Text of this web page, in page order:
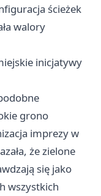
ścieżek
walory
inicjatywy
grono
imprezy w
że zielone
się jako
wszystkich